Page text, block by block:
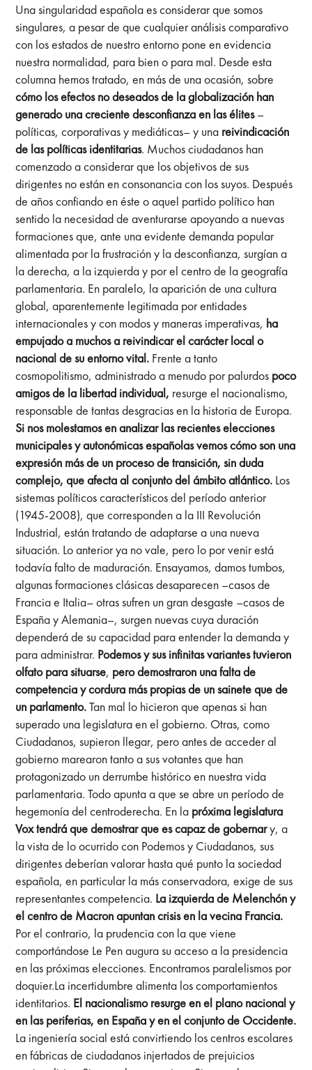
Una singularidad española es considerar que somos
singulares, a pesar de que cualquier análisis comparativo
con los estados de nuestro entorno pone en evidencia
nuestra normalidad, para bien o para mal. Desde esta
columna hemos tratado, en más de una ocasión, sobre
cómo los efectos no deseados de la globalización han
generado una creciente desconfianza en las élites–
políticas, corporativas y mediáticas– y una reivindicación
de las políticas identitarias. Muchos ciudadanos han
comenzado a considerar que los objetivos de sus
dirigentes no están en consonancia con los suyos. Después
de años confiando en éste o aquel partido político han
sentido la necesidad de aventurarse apoyando a nuevas
formaciones que, ante una evidente demanda popular
alimentada por la frustración y la desconfianza, surgían a
la derecha, a la izquierda y por el centro de la geografía
parlamentaria. En paralelo, la aparición de una cultura
global, aparentemente legitimada por entidades
internacionales y con modos y maneras imperativas, ha
empujado a muchos a reivindicar el carácter local o
nacional de su entorno vital. Frente a tanto
cosmopolitismo, administrado a menudo por palurdos poco
amigos de la libertad individual, resurge el nacionalismo,
responsable de tantas desgracias en la historia de Europa.
Si nos molestamos en analizar las recientes elecciones
municipales y autonómicas españolas vemos cómo son una
expresión más de un proceso de transición, sin duda
complejo, que afecta al conjunto del ámbito atlántico. Los
sistemas políticos característicos del período anterior
(1945-2008), que corresponden a la III Revolución
Industrial, están tratando de adaptarse a una nueva
situación. Lo anterior ya no vale, pero lo por venir está
todavía falto de maduración. Ensayamos, damos tumbos,
algunas formaciones clásicas desaparecen –casos de
Francia e Italia– otras sufren un gran desgaste –casos de
España y Alemania–, surgen nuevas cuya duración
dependerá de su capacidad para entender la demanda y
para administrar. Podemos y sus infinitas variantes tuvieron
olfato para situarse, pero demostraron una falta de
competencia y cordura más propias de un sainete que de
un parlamento.Tan mal lo hicieron que apenas si han
superado una legislatura en el gobierno. Otras, como
Ciudadanos, supieron llegar, pero antes de acceder al
gobierno marearon tanto a sus votantes que han
protagonizado un derrumbe histórico en nuestra vida
parlamentaria. Todo apunta a que se abre un período de
hegemonía del centroderecha. En la próxima legislatura
Vox tendrá que demostrar que es capaz de gobernary, a
la vista de lo ocurrido con Podemos y Ciudadanos, sus
dirigentes deberían valorar hasta qué punto la sociedad
española, en particular la más conservadora, exige de sus
representantes competencia. La izquierda de Melenchón y
el centro de Macron apuntan crisis en la vecina Francia.
Por el contrario, la prudencia con la que viene
comportándose Le Pen augura su acceso a la presidencia
en las próximas elecciones. Encontramos paralelismos por
doquier.La incertidumbre alimenta los comportamientos
identitarios. El nacionalismo resurge en el plano nacional y
en las periferias, en España y en el conjunto de Occidente.
La ingeniería social está convirtiendo los centros escolares
en fábricas de ciudadanos injertados de prejuicios